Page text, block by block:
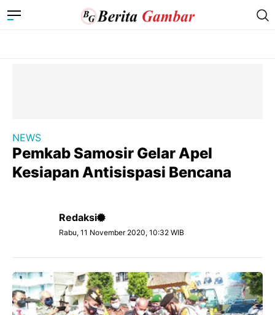
NEWS
Pemkab Samosir Gelar Apel
Kesiapan Antisispasi Bencana
Redaksi
Rabu, 11 November 2020, 10:32 WIB